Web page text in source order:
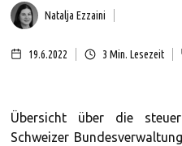
Natalja Ezzaini
19.6.2022 3 Min. Lesezeit
Übersicht über die
Schweizer